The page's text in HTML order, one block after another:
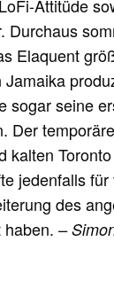
Attitüde
Durchaus
Elaquent
sogar seine
Der
kalten
jedenfalls
des
haben.–